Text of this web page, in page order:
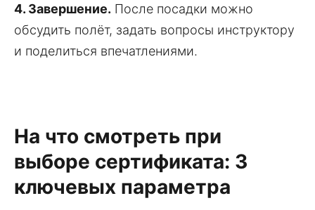
4. Завершение. После посадки можно
обсудить полёт, задать вопросы инструктору
и поделиться впечатлениями.
На что смотреть при
выборе сертификата: 3
ключевых параметра